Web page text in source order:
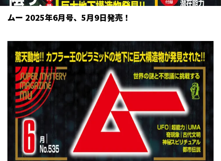
ムー 2025年6月号、5月9日発売！